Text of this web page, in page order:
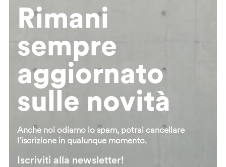
Rimani
sempre
aggiornato
sulle novità
Anche noi odiamo lo spam, potrai cancellare
l’iscrizione in qualunque momento.
Iscriviti alla newsletter!